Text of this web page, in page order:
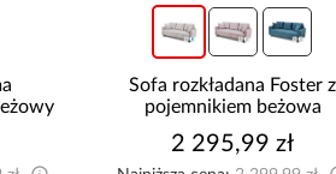
Sofa rozkładana Foster z
pojemnikiem beżowa
2 295,99 zł